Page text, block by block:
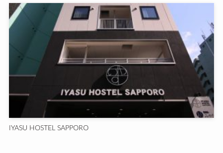
IYASU HOSTEL SAPPORO